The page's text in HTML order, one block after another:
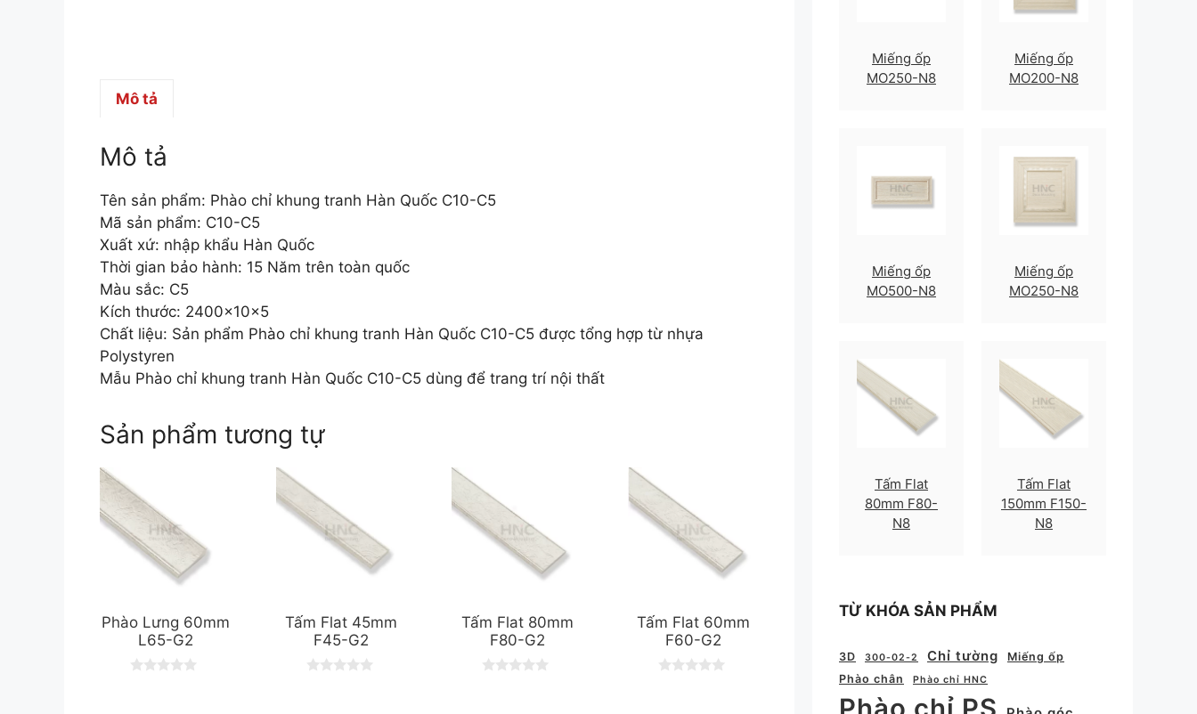
Mô tả
Mô tả
Tên sản phẩm: Phào chỉ khung tranh Hàn Quốc C10-C5
Mã sản phẩm: C10-C5
Xuất xứ: nhập khẩu Hàn Quốc
Thời gian bảo hành: 15 Năm trên toàn quốc
Màu sắc: C5
Kích thước: 2400x10x5
Chất liệu: Sản phẩm Phào chỉ khung tranh Hàn Quốc C10-C5 được tổng hợp từ nhựa
Polystyren
Mẫu Phào chỉ khung tranh Hàn Quốc C10-C5 dùng để trang trí nội thất
Sản phẩm tương tự
Phào Lưng 60mm
L65-G2
Tấm Flat 45mm
F45-G2
Tấm Flat 80mm
F80-G2
Tấm Flat 60mm
F60-G2
Miếng ốp
MO250-N8
Miếng ốp
MO200-N8
Miếng ốp
MO500-N8
Miếng ốp
MO250-N8
Tấm Flat
80mm F80-
N8
Tấm Flat
150mm F150-
N8
TỪ KHÓA SẢN PHẨM
3D 300-02-2 Chỉ tường
Miếng ốp
Phào chân
Phào chỉ HNC